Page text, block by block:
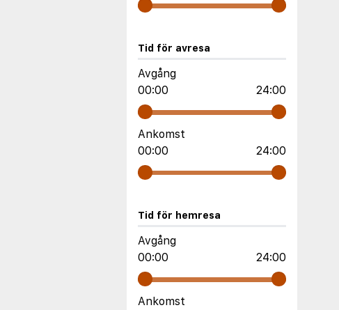
Tid för avresa
Avgång
00:00
24:00
Ankomst
00:00
24:00
Tid för hemresa
Avgång
00:00
24:00
Ankomst